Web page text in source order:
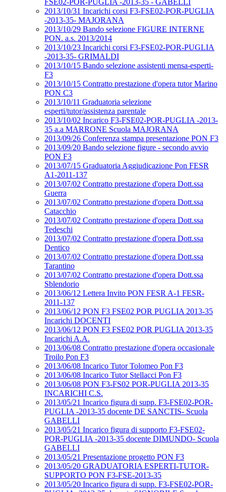
FSE02-POR-PUGLIA -2013-35 - GABELLI
2013/10/31 Incarichi corsi F3-FSE02-POR-PUGLIA
-2013-35- MAJORANA
2013/10/29 Bando selezione FIGURE INTERNE
PON. a.s. 2013/2014
2013/10/23 Incarichi corsi F3-FSE02-POR-PUGLIA
-2013-35- GRIMALDI
2013/10/15 Bando selezione assistenti mensa-esperti-
F3
2013/10/15 Contratto prestazione d'opera tutor Marino
PON C3
2013/10/11 Graduatoria selezione
esperti/tutor/assistenza parentale
2013/10/02 Incarico F3-FSE02-POR-PUGLIA -2013-
35 a.a MARRONE Scuola MAJORANA
2013/09/26 Conferenza stampa presentazione PON F3
2013/09/20 Bando selezione figure - secondo avvio
PON F3
2013/07/15 Graduatoria Aggiudicazione Pon FESR
A1-2011-137
2013/07/02 Contratto prestazione d'opera Dott.ssa
Guerra
2013/07/02 Contratto prestazione d'opera Dott.ssa
Catacchio
2013/07/02 Contratto prestazione d'opera Dott.ssa
Tedeschi
2013/07/02 Contratto prestazione d'opera Dott.ssa
Dentico
2013/07/02 Contratto prestazione d'opera Dott.ssa
Tarantino
2013/07/02 Contratto prestazione d'opera Dott.ssa
Sblendorio
2013/06/12 Lettera Invito PON FESR A-1 FESR-
2011-137
2013/06/12 PON F3 FSE02 POR PUGLIA 2013-35
Incarichi DOCENTI
2013/06/12 PON F3 FSE02 POR PUGLIA 2013-35
Incarichi A.A.
2013/06/08 Contratto prestazione d'opera occasionale
Troilo Pon F3
2013/06/08 Incarico Tutor Tolomeo Pon F3
2013/06/08 Incarico Tutor Stellacci Pon F3
2013/06/08 PON F3-FS02 POR-PUGLIA 2013-35
INCARICHI C.S.
2013/05/21 Incarico figura di supp. F3-FSE02-POR-
PUGLIA -2013-35 docente DE SANCTIS- Scuola
GABELLI
2013/05/21 Incarico figura di supporto F3-FSE02-
POR-PUGLIA -2013-35 docente DIMUNDO- Scuola
GABELLI
2013/05/21 Presentazione progetto PON F3
2013/05/20 GRADUATORIA ESPERTI-TUTOR-
SUPPORTO PON F3-FSE-2013-35
2013/05/20 Incarico figura di supp. F3-FSE02-POR-